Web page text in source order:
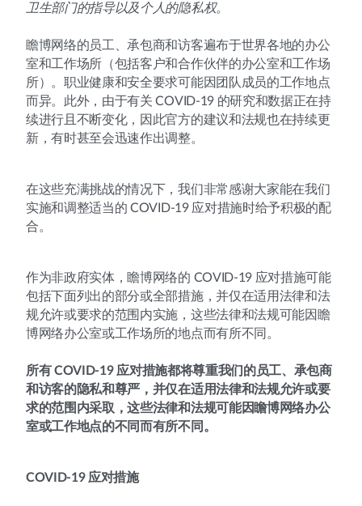
卫生部门的指导以及个人的隐私权。
瞻博网络的员工、承包商和访客遍布于世界各地的办公
室和工作场所（包括客户和合作伙伴的办公室和工作场
所）。职业健康和安全要求可能因团队成员的工作地点
而异。此外，由于有关 COVID-19 的研究和数据正在持
续进行且不断变化，因此官方的建议和法规也在持续更
新，有时甚至会迅速作出调整。
在这些充满挑战的情况下，我们非常感谢大家能在我们
实施和调整适当的 COVID-19 应对措施时给予积极的配
合。
作为非政府实体，瞻博网络的 COVID-19 应对措施可能
包括下面列出的部分或全部措施，并仅在适用法律和法
规允许或要求的范围内实施，这些法律和法规可能因瞻
博网络办公室或工作场所的地点而有所不同。
所有 COVID-19 应对措施都将尊重我们的员工、承包商
和访客的隐私和尊严，并仅在适用法律和法规允许或要
求的范围内采取，这些法律和法规可能因瞻博网络办公
室或工作地点的不同而有所不同。
COVID-19 应对措施